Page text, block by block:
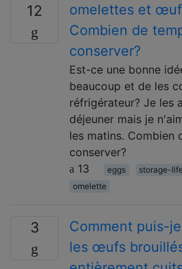
12
omelettes et
Combien de
conserver?
Est-ce une bonne
beaucoup et de les
réfrigérateur? Je les
déjeuner mais je
les matins. Combien
conserver?
13
eggs storage-
omelette
3
Comment puis-
les œufs